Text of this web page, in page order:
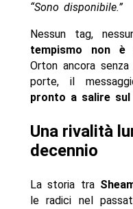
“Sono disponibile.”
Nessun tag,
tempismo non è
Orton ancora
porte, il
pronto a salire sul
Una rivalità
decennio
La storia tra
le radici nel